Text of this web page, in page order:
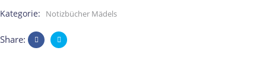
Kategorie: Notizbücher Mädels
Share: